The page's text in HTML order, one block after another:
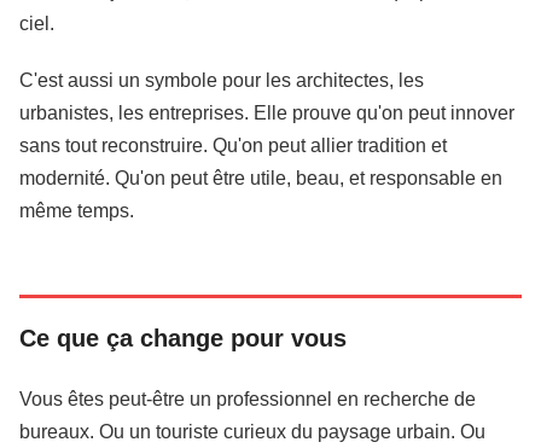
ciel.
C'est aussi un symbole pour les architectes, les
urbanistes, les entreprises. Elle prouve qu'on peut innover
sans tout reconstruire. Qu'on peut allier tradition et
modernité. Qu'on peut être utile, beau, et responsable en
même temps.
Ce que ça change pour vous
Vous êtes peut-être un professionnel en recherche de
bureaux. Ou un touriste curieux du paysage urbain. Ou